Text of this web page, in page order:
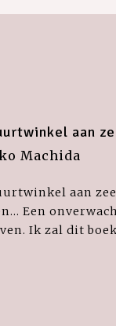
aan
Machida
aan
Een
Ik zal dit